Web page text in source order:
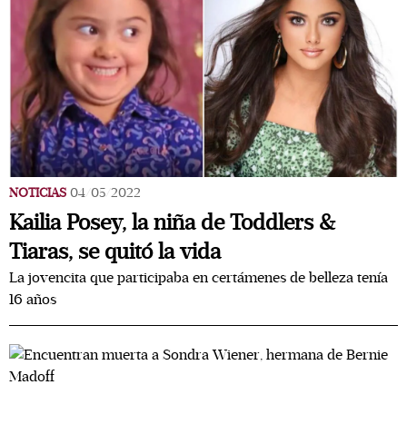
NOTICIAS 04/05/2022
Kailia Posey, la niña de Toddlers &
Tiaras, se quitó la vida
La jovencita que participaba en certámenes de belleza tenía
16 años